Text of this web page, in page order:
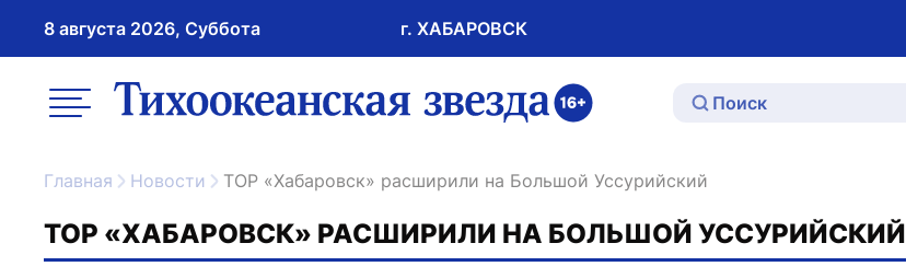
8 августа 2026, Суббота г. ХАБАРОВСК
меню ссылка на главную
Главная Новости ТОР «Хабаровск» расширили на Большой Уссурийский
ТОР «ХАБАРОВСК» РАСШИРИЛИ НА БОЛЬШОЙ УССУРИЙСКИЙ